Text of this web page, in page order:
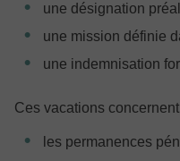
une désignation
une mission définie
une indemnisation
Ces vacations
les permanences